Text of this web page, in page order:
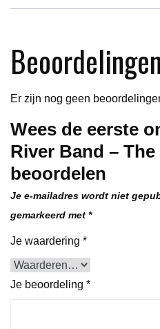
The
Beoordelingen
Er zijn nog geen
Wees de eerste
River Band – The
beoordelen
Je e-mailadres wordt niet
gemarkeerd met *
Je waardering *
Je beoordeling *